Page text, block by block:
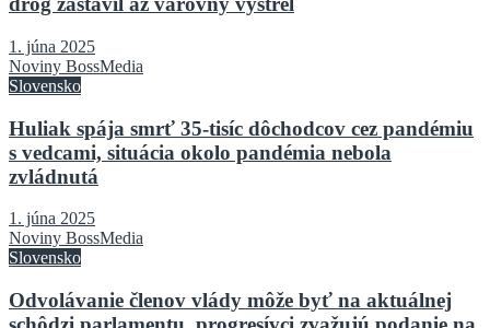
1. júna 2025
Noviny BossMedia
Slovensko
Huliak spája smrť 35-tisíc dôchodcov cez pandémiu
s vedcami, situácia okolo pandémia nebola
zvládnutá
1. júna 2025
Noviny BossMedia
Slovensko
Odvolávanie členov vlády môže byť na aktuálnej